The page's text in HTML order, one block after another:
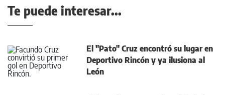
Te puede interesar...
El "Pato" Cruz encontró su lugar en
Deportivo Rincón y ya ilusiona al
León